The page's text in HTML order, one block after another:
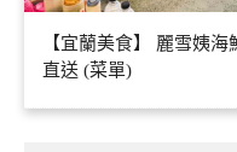
【宜蘭美食】 麗雪姨
直送 (菜單)